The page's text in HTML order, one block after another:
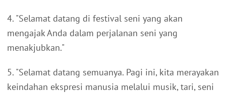
4. "Selamat datang di festival seni yang akan
mengajak Anda dalam perjalanan seni yang
menakjubkan."
5. "Selamat datang semuanya. Pagi ini, kita merayakan
keindahan ekspresi manusia melalui musik, tari, seni